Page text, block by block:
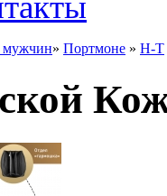
мужчин» Портмоне » H-T